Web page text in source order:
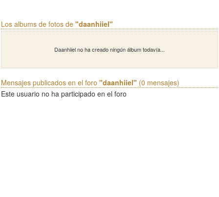
Los albums de fotos de "daanhiiel"
Daanhiiel no ha creado ningún álbum todavía...
Mensajes publicados en el foro "daanhiiel" (0 mensajes)
Este usuario no ha participado en el foro